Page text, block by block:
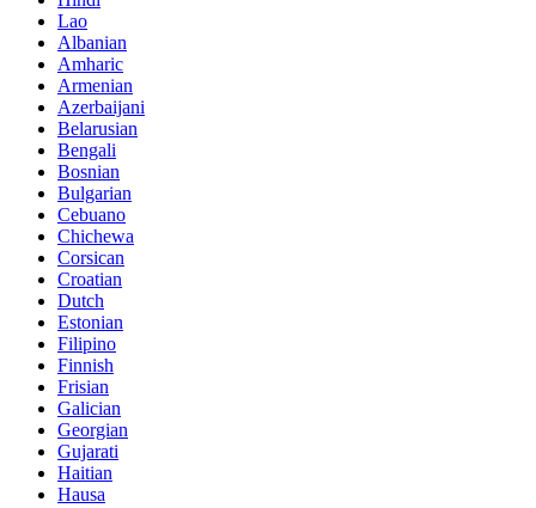
Lao
Albanian
Amharic
Armenian
Azerbaijani
Belarusian
Bengali
Bosnian
Bulgarian
Cebuano
Chichewa
Corsican
Croatian
Dutch
Estonian
Filipino
Finnish
Frisian
Galician
Georgian
Gujarati
Haitian
Hausa